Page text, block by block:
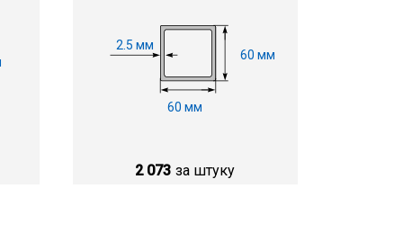
2.5 мм
60 мм
60 мм
2 073 за штуку